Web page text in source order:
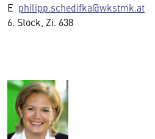
E philipp.schedifka@wkstmk.at
6. Stock, Zi. 638